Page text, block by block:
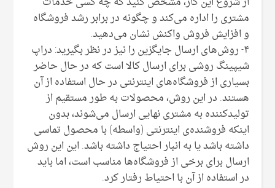
مشتری را اداره می‌کند و چگونه در برابر رشد فروشگاه
و افزایش فروش واکنش نشان می‌دهید.
۴- روش‌های ارسال جایگزین را نیز در نظر بگیرید: دراپ
شیپینگ روشی برای ارسال کالا است که در حال حاضر
بسیاری از فروشگاه‌های اینترنتی در حال استفاده از آن
هستند. در این روش، محصولات به طور مستقیم از
تولید‌کننده به مشتری نهایی ارسال می‌شوند‌، بدون
اینکه فروشنده‌ی اینترنتی (واسطه) با محصول تماسی
داشته باشد یا به انبار احتیاج داشته باشد. این این روش
ارسال برای برخی از فروشگاه‌ها مناسب است، اما باید
در استفاده از آن با احتیاط رفتار کرد.